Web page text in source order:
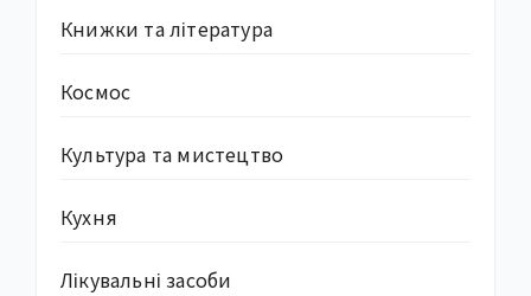
Книжки та література
Космос
Культура та мистецтво
Кухня
Лікувальні засоби